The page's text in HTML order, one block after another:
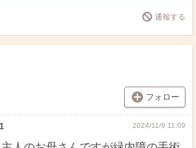
通報する
フォロー
1 2024/11/9 11:09